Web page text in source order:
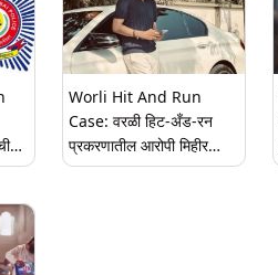
Worli Hit And Run
Case: वरळी हिट-अँड-रन
प्रकरणातील आरोपी मिहीर
शाहला 14 दिवसांची न्यायालयीन